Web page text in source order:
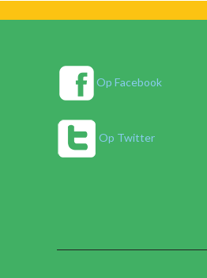
Op Facebook
Op Twitter